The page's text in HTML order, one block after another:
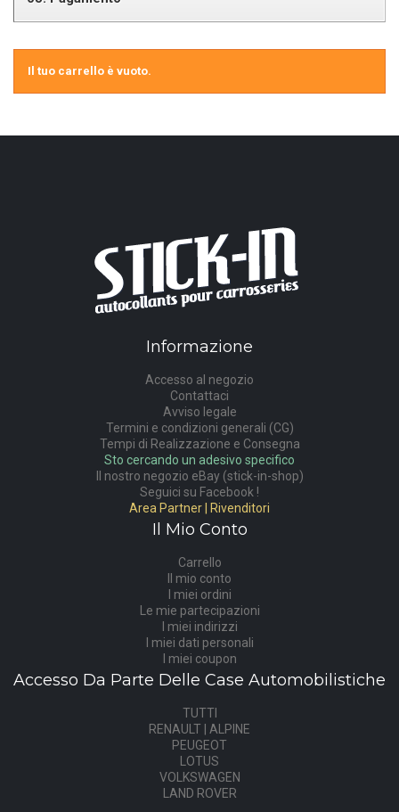
Il tuo carrello è vuoto.
Informazione
Accesso al negozio
Contattaci
Avviso legale
Termini e condizioni generali (CG)
Tempi di Realizzazione e Consegna
Sto cercando un adesivo specifico
Il nostro negozio eBay (stick-in-shop)
Seguici su Facebook !
Area Partner | Rivenditori
Il Mio Conto
Carrello
Il mio conto
I miei ordini
Le mie partecipazioni
I miei indirizzi
I miei dati personali
I miei coupon
Accesso Da Parte Delle Case Automobilistiche
TUTTI
RENAULT | ALPINE
PEUGEOT
LOTUS
VOLKSWAGEN
LAND ROVER